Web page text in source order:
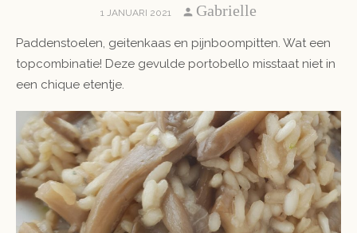
POSTED
1 JANUARI 2021 Author
Gabrielle
Paddenstoelen, geitenkaas en pijnboompitten. Wat een
topcombinatie! Deze gevulde portobello misstaat niet in
een chique etentje.